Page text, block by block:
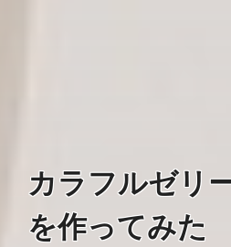
カラフルゼリ
を作ってみた